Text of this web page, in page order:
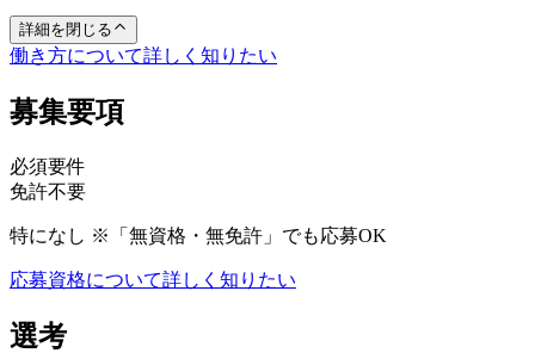
詳細を閉じる
働き方について詳しく知りたい
募集要項
必須要件
免許不要
特になし ※「無資格・無免許」でも応募OK
応募資格について詳しく知りたい
選考